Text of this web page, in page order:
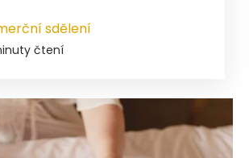
sdělení
čtení